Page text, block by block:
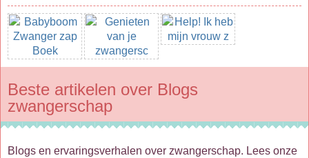
Beste artikelen over Blogs
zwangerschap
Blogs en ervaringsverhalen over zwangerschap. Lees onze